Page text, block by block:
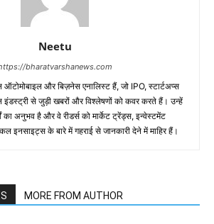
Neetu
bharatvarshanews.com
और बिज़नेस एनालिस्ट हैं, जो IPO, स्टार्टअप्स
इंडस्ट्री से जुड़ी खबरों और विश्लेषणों को कवर करते हैं। उन्हें
का अनुभव है और वे रीडर्स को मार्केट ट्रेंड्स, इन्वेस्टमेंट
इनसाइट्स के बारे में गहराई से जानकारी देने में माहिर हैं।
MORE FROM AUTHOR